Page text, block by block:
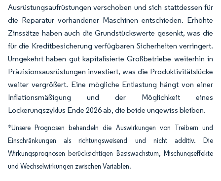
Ausrüstungsaufrüstungen verschoben und sich stattdessen für
die Reparatur vorhandener Maschinen entschieden. Erhöhte
Zinssätze haben auch die Grundstückswerte gesenkt, was die
für die Kreditbesicherung verfügbaren Sicherheiten verringert.
Umgekehrt haben gut kapitalisierte Großbetriebe weiterhin in
Präzisionsausrüstungen investiert, was die Produktivitätslücke
weiter vergrößert. Eine mögliche Entlastung hängt von einer
Inflationsmäßigung und der Möglichkeit eines
Lockerungszyklus Ende 2026 ab, die beide ungewiss bleiben.
*Unsere Prognosen behandeln die Auswirkungen von Treibern und
Einschränkungen als richtungsweisend und nicht additiv. Die
Wirkungsprognosen berücksichtigen Basiswachstum, Mischungseffekte
und Wechselwirkungen zwischen Variablen.